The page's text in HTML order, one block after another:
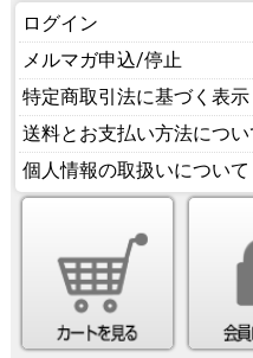
ログイン
メルマガ申込/停止
特定商取引法に基づく表示
送料とお支払い方法につい
個人情報の取扱いについて